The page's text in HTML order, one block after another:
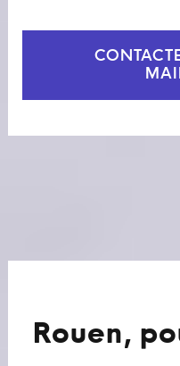
Rouen,